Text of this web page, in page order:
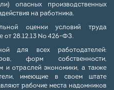
опасных производственных
на работника.
оценки условий труда
от 28.12.13 № 426-ФЗ.
для всех работодателей:
форм собственности,
и отраслей экономики, а также
имеющие в своем штате
рабочие места надомников